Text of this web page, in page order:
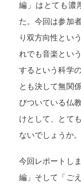
編」はとても濃
た。今回は参加
り双方向性とい
れでも音楽とい
するという科学
とも決して無関
びついている仏
けとして、とて
ないでしょうか。
今回レポートし
編」そして「ご